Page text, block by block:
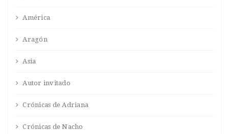
América
Aragón
Asia
Autor invitado
Crónicas de Adriana
Crónicas de Nacho